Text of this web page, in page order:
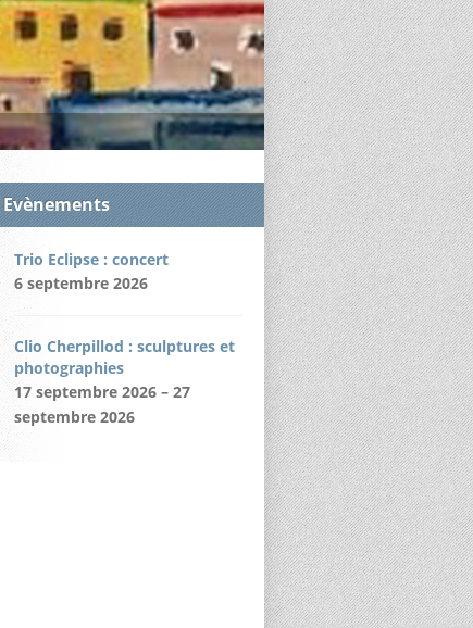
Evènements
Trio Eclipse : concert
6 septembre 2026
Clio Cherpillod : sculptures et
photographies
17 septembre 2026 – 27
septembre 2026